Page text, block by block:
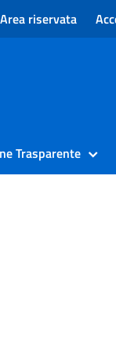
Area riservata
Trasparente